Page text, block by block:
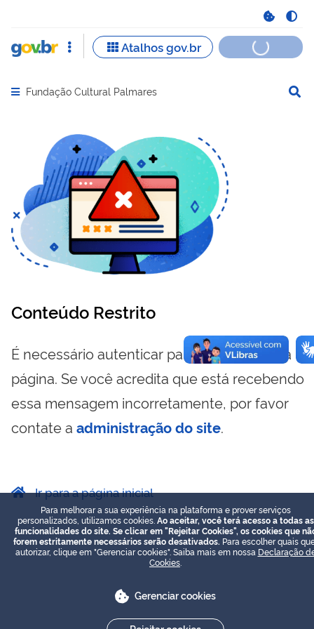
Abrir menu principal de navegação
Fundação Cultural Palmares
Conteúdo Restrito
É necessário autenticar para visualizar essa
página. Se você acredita que está recebendo
essa mensagem incorretamente, por favor
contate a administração do site.
Ir para a página inicial
Para melhorar a sua experiência na plataforma e prover serviços
personalizados, utilizamos cookies. Ao aceitar, você terá acesso a todas as
funcionalidades do site. Se clicar em "Rejeitar Cookies", os cookies que
forem estritamente necessários serão desativados. Para escolher quais
autorizar, clique em "Gerenciar cookies". Saiba mais em nossa Declaração
Cookies
Gerenciar cookies